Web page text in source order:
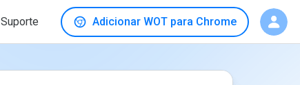
Suporte Adicionar WOT para Chrome